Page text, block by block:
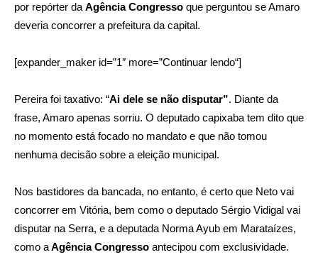
por repórter da Agência Congresso que perguntou se Amaro
deveria concorrer a prefeitura da capital.
[expander_maker id=”1″ more=”Continuar lendo“]
Pereira foi taxativo: “Ai dele se não disputar”. Diante da
frase, Amaro apenas sorriu. O deputado capixaba tem dito que
no momento está focado no mandato e que não tomou
nenhuma decisão sobre a eleição municipal.
Nos bastidores da bancada, no entanto, é certo que Neto vai
concorrer em Vitória, bem como o deputado Sérgio Vidigal vai
disputar na Serra, e a deputada Norma Ayub em Marataízes,
como aAgência Congresso antecipou com exclusividade.